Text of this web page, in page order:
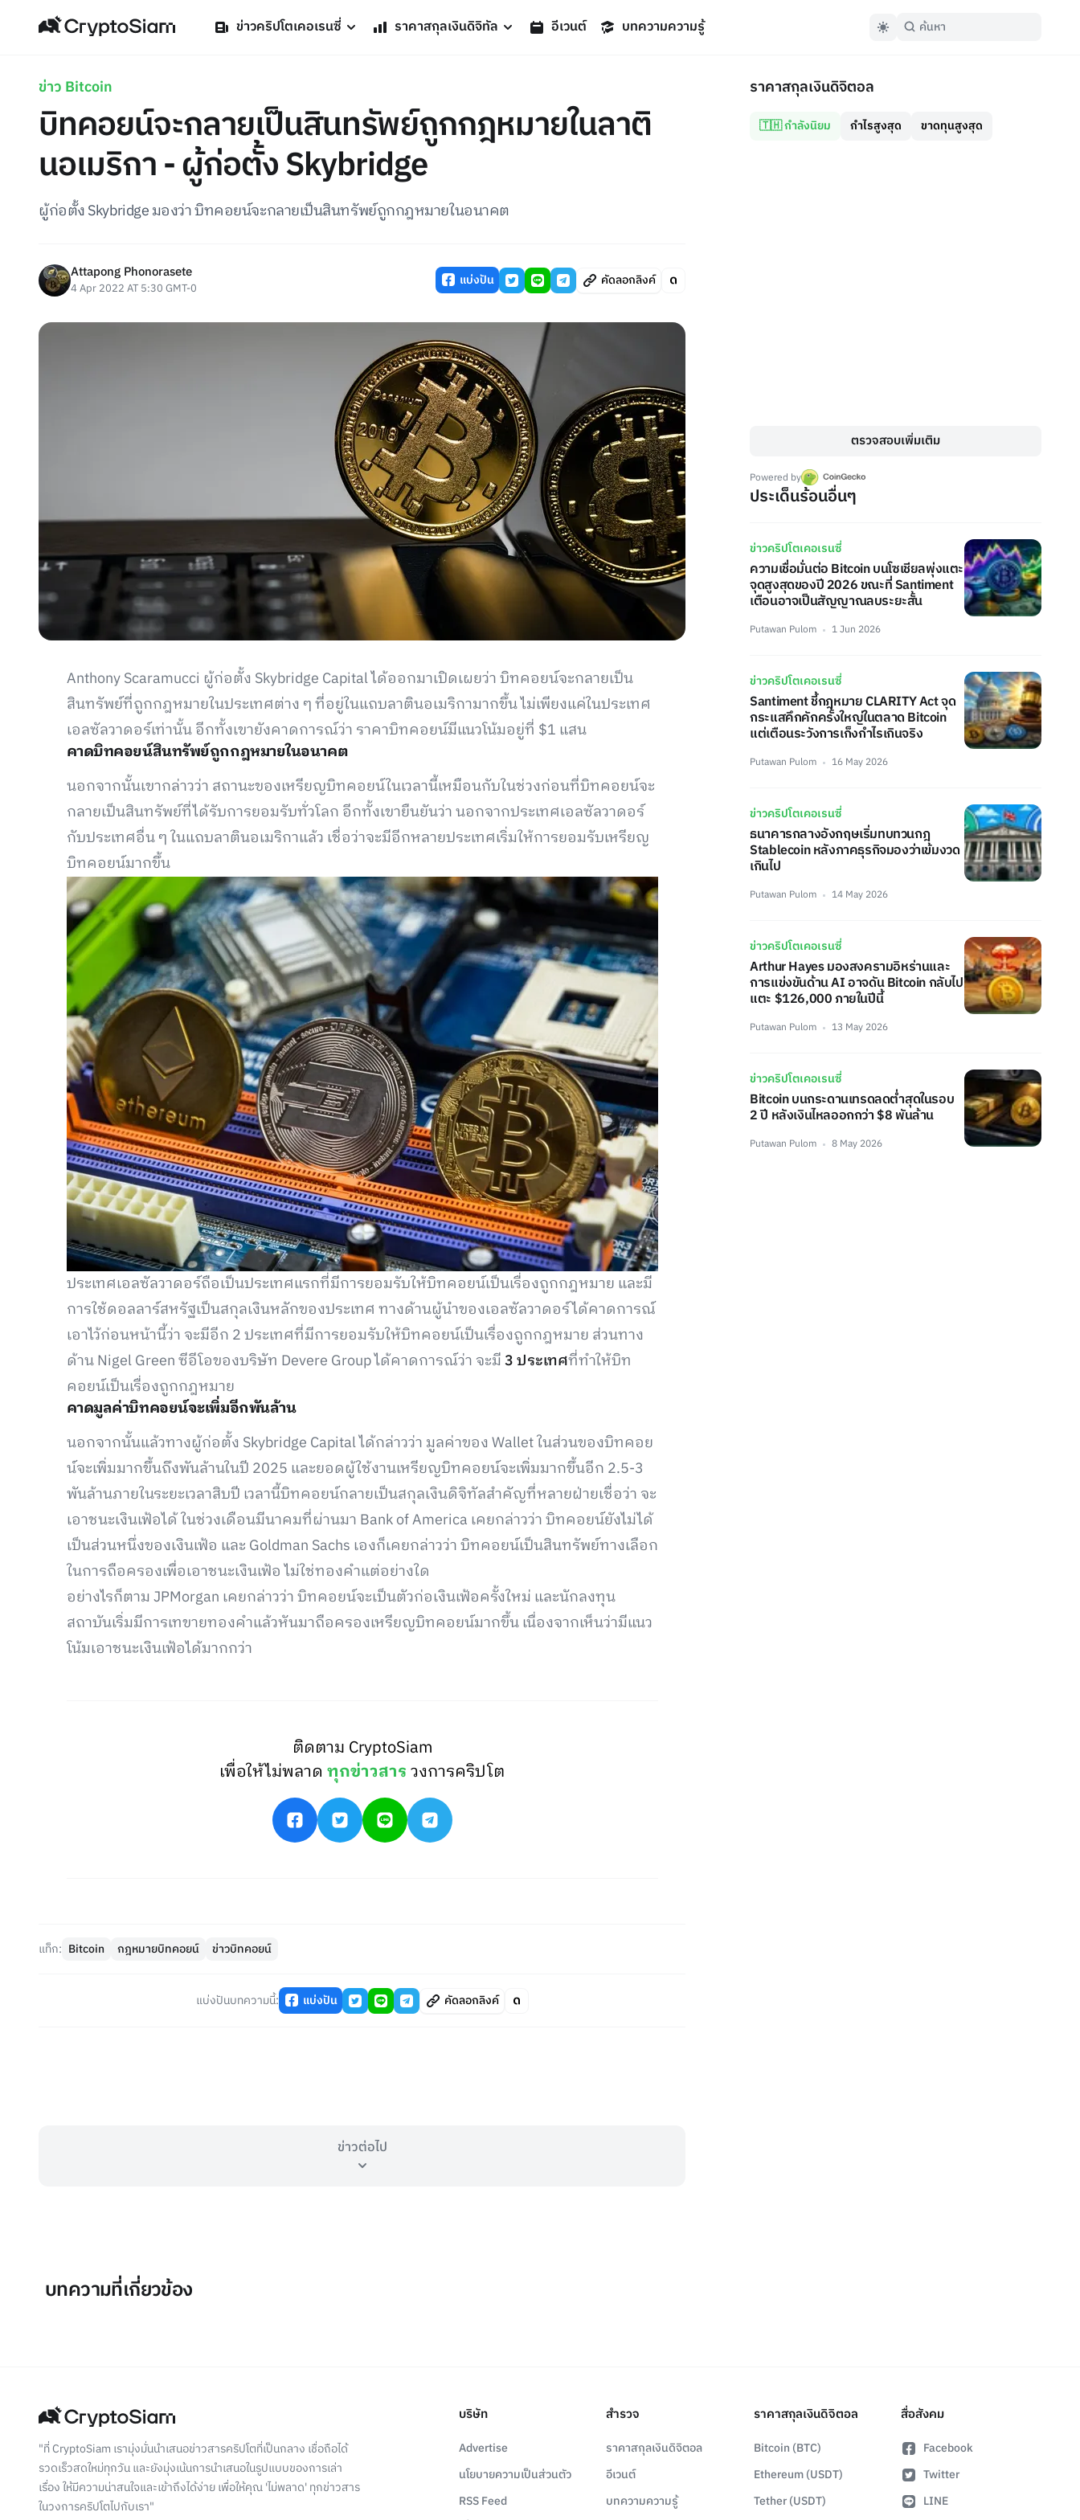
ข่าวคริปโตเคอเรนซี่ ราคาสกุลเงินดิจิทัล อีเวนต์ บทความความรู้
ข่าว Bitcoin
บิทคอยน์จะกลายเป็นสินทรัพย์ถูกกฎหมายในลาติ
นอเมริกา - ผู้ก่อตั้ง Skybridge
ผู้ก่อตั้ง Skybridge มองว่า บิทคอยน์จะกลายเป็นสินทรัพย์ถูกกฎหมายในอนาคต
Attapong Phonorasete
4 Apr 2022 AT 5:30 GMT-0 แบ่งปัน คัดลอกลิงค์
Anthony Scaramucci ผู้ก่อตั้ง Skybridge Capital ได้ออกมาเปิดเผยว่า บิทคอยน์จะกลายเป็น
สินทรัพย์ที่ถูกกฎหมายในประเทศต่าง ๆ ที่อยู่ในแถบลาตินอเมริกามากขึ้น ไม่เพียงแค่ในประเทศ
เอลซัลวาดอร์เท่านั้น อีกทั้งเขายังคาดการณ์ว่า ราคาบิทคอยน์มีแนวโน้มอยู่ที่ $1 แสน
คาดบิทคอยน์สินทรัพย์ถูกกฎหมายในอนาคต
นอกจากนั้นเขากล่าวว่า สถานะของเหรียญบิทคอยน์ในเวลานี้เหมือนกับในช่วงก่อนที่บิทคอยน์จะ
กลายเป็นสินทรัพย์ที่ได้รับการยอมรับทั่วโลก อีกทั้งเขายืนยันว่า นอกจากประเทศเอลซัลวาดอร์
กับประเทศอื่น ๆ ในแถบลาตินอเมริกาแล้ว เชื่อว่าจะมีอีกหลายประเทศเริ่มให้การยอมรับเหรียญ
บิทคอยน์มากขึ้น
ประเทศเอลซัลวาดอร์ถือเป็นประเทศแรกที่มีการยอมรับให้บิทคอยน์เป็นเรื่องถูกกฎหมาย และมี
การใช้ดอลลาร์สหรัฐเป็นสกุลเงินหลักของประเทศ ทางด้านผู้นำของเอลซัลวาดอร์ได้คาดการณ์
เอาไว้ก่อนหน้านี้ว่า จะมีอีก 2 ประเทศที่มีการยอมรับให้บิทคอยน์เป็นเรื่องถูกกฎหมาย ส่วนทาง
ด้าน Nigel Green ซีอีโอของบริษัท Devere Group ได้คาดการณ์ว่า จะมี 3 ประเทศที่ทำให้บิท
คอยน์เป็นเรื่องถูกกฎหมาย
คาดมูลค่าบิทคอยน์จะเพิ่มอีกพันล้าน
นอกจากนั้นแล้วทางผู้ก่อตั้ง Skybridge Capital ได้กล่าวว่า มูลค่าของ Wallet ในส่วนของบิทคอย
น์จะเพิ่มมากขึ้นถึงพันล้านในปี 2025 และยอดผู้ใช้งานเหรียญบิทคอยน์จะเพิ่มมากขึ้นอีก 2.5-3
พันล้านภายในระยะเวลาสิบปี เวลานี้บิทคอยน์กลายเป็นสกุลเงินดิจิทัลสำคัญที่หลายฝ่ายเชื่อว่า จะ
เอาชนะเงินเฟ้อได้ ในช่วงเดือนมีนาคมที่ผ่านมา Bank of America เคยกล่าวว่า บิทคอยน์ยังไม่ได้
เป็นส่วนหนึ่งของเงินเฟ้อ และ Goldman Sachs เองก็เคยกล่าวว่า บิทคอยน์เป็นสินทรัพย์ทางเลือก
ในการถือครองเพื่อเอาชนะเงินเฟ้อ ไม่ใช่ทองคำแต่อย่างใด
อย่างไรก็ตาม JPMorgan เคยกล่าวว่า บิทคอยน์จะเป็นตัวก่อเงินเฟ้อครั้งใหม่ และนักลงทุน
สถาบันเริ่มมีการเทขายทองคำแล้วหันมาถือครองเหรียญบิทคอยน์มากขึ้น เนื่องจากเห็นว่ามีแนว
โน้มเอาชนะเงินเฟ้อได้มากกว่า
ติดตาม CryptoSiam
เพื่อให้ไม่พลาดทุกข่าวสารวงการคริปโต
แท็ก: Bitcoin กฎหมายบิทคอยน์ ข่าวบิทคอยน์
แบ่งปันบทความนี้: แบ่งปัน คัดลอกลิงค์
ข่าวต่อไป
ราคาสกุลเงินดิจิตอล
🇹🇭 กำลังนิยม กำไรสูงสุด ขาดทุนสูงสุด
ตรวจสอบเพิ่มเติม
Powered by
ประเด็นร้อนอื่นๆ
ข่าวคริปโตเคอเรนซี่
ความเชื่อมั่นต่อ Bitcoin บนโซเชียลพุ่งแตะ
จุดสูงสุดของปี 2026 ขณะที่ Santiment
เตือนอาจเป็นสัญญาณลบระยะสั้น
Putawan Pulom 1 Jun 2026
ข่าวคริปโตเคอเรนซี่
Santiment ชี้กฎหมาย CLARITY Act จุด
กระแสคึกคักครั้งใหญ่ในตลาด Bitcoin
แต่เตือนระวังการเก็งกำไรเกินจริง
Putawan Pulom 16 May 2026
ข่าวคริปโตเคอเรนซี่
ธนาคารกลางอังกฤษเริ่มทบทวนกฎ
Stablecoin หลังภาคธุรกิจมองว่าเข้มงวด
เกินไป
Putawan Pulom 14 May 2026
ข่าวคริปโตเคอเรนซี่
Arthur Hayes มองสงครามอิหร่านและ
การแข่งขันด้าน AI อาจดัน Bitcoin กลับไป
แตะ $126,000 ภายในปีนี้
Putawan Pulom 13 May 2026
ข่าวคริปโตเคอเรนซี่
Bitcoin บนกระดานเทรดลดต่ำสุดในรอบ
2 ปี หลังเงินไหลออกกว่า $8 พันล้าน
Putawan Pulom 8 May 2026
บทความที่เกี่ยวข้อง
"ที่ CryptoSiam เรามุ่งมั่นนำเสนอข่าวสารคริปโตที่เป็นกลาง เชื่อถือได้
รวดเร็วสดใหม่ทุกวัน และยังมุ่งเน้นการนำเสนอในรูปแบบของการเล่า
เรื่อง ให้มีความน่าสนใจและเข้าถึงได้ง่าย เพื่อให้คุณ 'ไม่พลาด' ทุกข่าวสาร
ในวงการคริปโตไปกับเรา"
บริษัท
Advertise
นโยบายความเป็นส่วนตัว
RSS Feed
สำรวจ
ราคาสกุลเงินดิจิตอล
อีเวนต์
บทความความรู้
ราคาสกุลเงินดิจิตอล
Bitcoin (BTC)
Ethereum (USDT)
Tether (USDT)
สื่อสังคม
Facebook
Twitter
LINE